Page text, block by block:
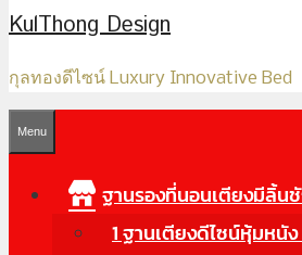
KulThong Design
กุลทองดีไซน์ Luxury Innovative Bed
Menu
ฐานรองที่นอนเตียงมีลิ้น
1 ฐานเตียงดีไซน์หุ้มหนั